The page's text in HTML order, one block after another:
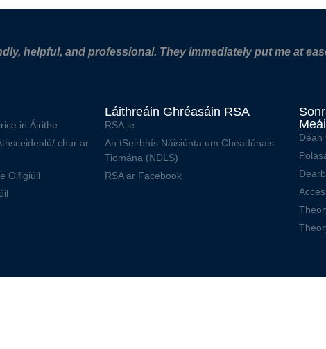
helpful, and professional. They immediately put me at
in Áirithe
chur ar
Oifigiúil
Láithreáin Ghréasáin RSA
RSA.ie
An tSeirbhís Náisiúnta um Cheadúnais
Tiomána (NDLS)
RSA ar Facebook
Déan